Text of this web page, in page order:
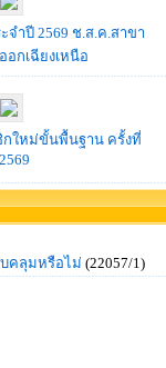
ำปี 2569 ช.ส.ค.สาขา
กเฉียงเหนือ
กใหม่ขั้นพื้นฐาน ครั้งที่
คลุมหรือไม่ (22057/1)